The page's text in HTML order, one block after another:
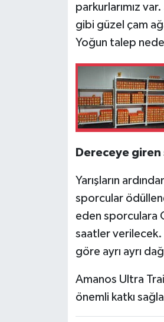
parkurlarımız
gibi güzel çam
Yoğun talep
Dereceye
Yarışların
sporcular
eden sporculara
saatler verilecek.
göre ayrı ayrı
Amanos Ultra
önemli katkı